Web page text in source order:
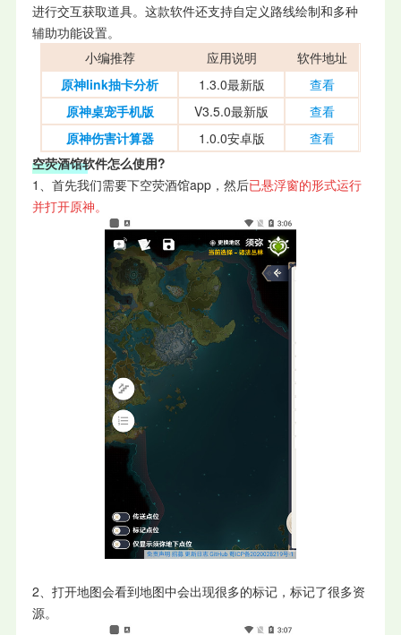
进行交互获取道具。这款软件还支持自定义路线绘制和多种
辅助功能设置。
小编推荐
应用说明
软件地址
原神link抽卡分析
1.3.0最新版
查看
原神桌宠手机版
V3.5.0最新版
查看
原神伤害计算器
1.0.0安卓版
查看
空荧酒馆软件怎么使用?
1、首先我们需要下空荧酒馆app，然后已悬浮窗的形式运行
并打开原神。
2、打开地图会看到地图中会出现很多的标记，标记了很多资
源。